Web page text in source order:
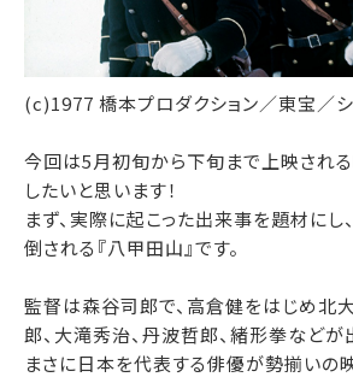
(c)1977 橋本プロダクション／東宝／
今回は5月初旬から下旬まで上映され
したいと思います！
まず、実際に起こった出来事を題材にし
倒される『八甲田山』です。
監督は森谷司郎で、高倉健をはじめ北
郎、大滝秀治、丹波哲郎、緒形拳などが
まさに日本を代表する俳優が勢揃いの